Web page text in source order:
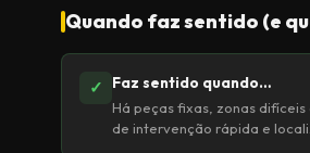
Quando faz sentido (e
✓ Faz sentido quando…
Há peças fixas, zonas
de intervenção rápida e